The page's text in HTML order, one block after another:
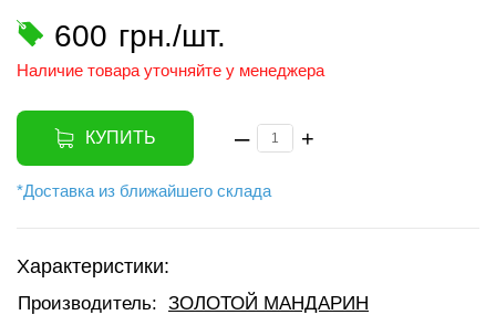
600 грн./шт.
Наличие товара уточняйте у менеджера
КУПИТЬ – +
*Доставка из ближайшего склада
Характеристики:
Производитель: ЗОЛОТОЙ МАНДАРИН